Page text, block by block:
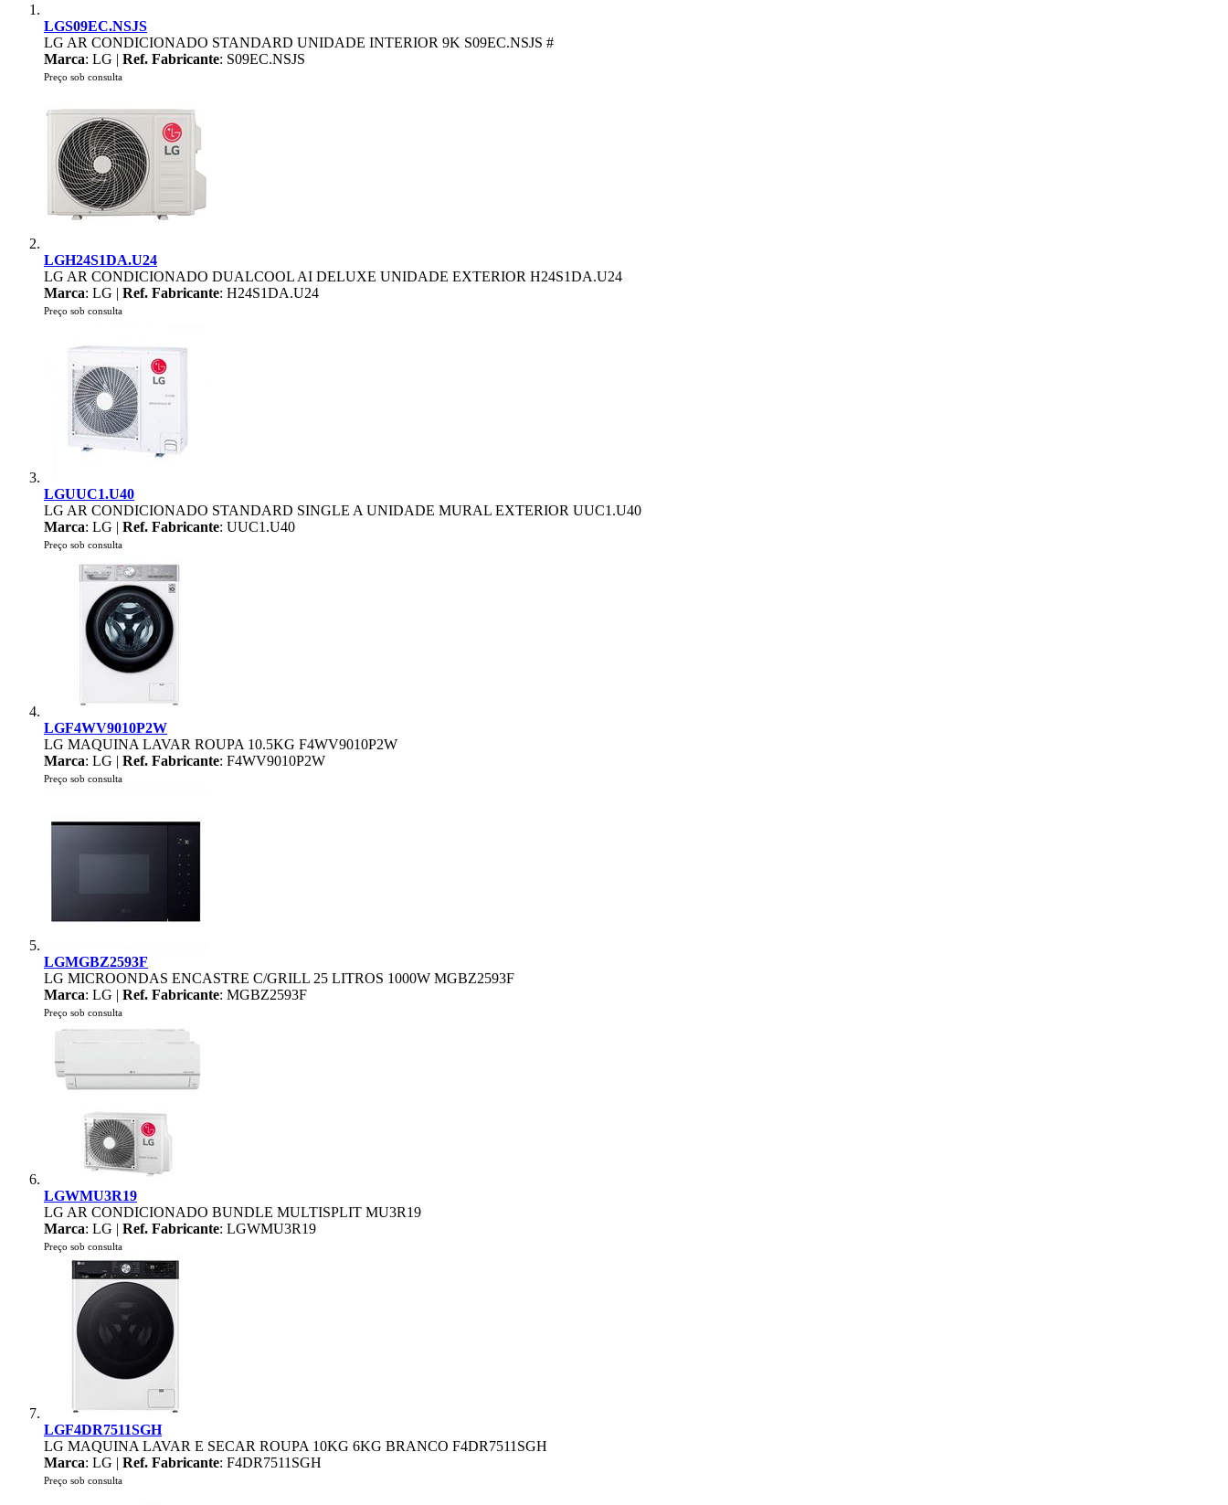
LGS09EC.NSJS
LG AR CONDICIONADO STANDARD UNIDADE INTERIOR 9K S09EC.NSJS #
Marca: LG | Ref. Fabricante: S09EC.NSJS
Preço sob consulta
LGH24S1DA.U24
LG AR CONDICIONADO DUALCOOL AI DELUXE UNIDADE EXTERIOR H24S1DA.U24
Marca: LG | Ref. Fabricante: H24S1DA.U24
Preço sob consulta
LGUUC1.U40
LG AR CONDICIONADO STANDARD SINGLE A UNIDADE MURAL EXTERIOR UUC1.U40
Marca: LG | Ref. Fabricante: UUC1.U40
Preço sob consulta
LGF4WV9010P2W
LG MAQUINA LAVAR ROUPA 10.5KG F4WV9010P2W
Marca: LG | Ref. Fabricante: F4WV9010P2W
Preço sob consulta
LGMGBZ2593F
LG MICROONDAS ENCASTRE C/GRILL 25 LITROS 1000W MGBZ2593F
Marca: LG | Ref. Fabricante: MGBZ2593F
Preço sob consulta
LGWMU3R19
LG AR CONDICIONADO BUNDLE MULTISPLIT MU3R19
Marca: LG | Ref. Fabricante: LGWMU3R19
Preço sob consulta
LGF4DR7511SGH
LG MAQUINA LAVAR E SECAR ROUPA 10KG 6KG BRANCO F4DR7511SGH
Marca: LG | Ref. Fabricante: F4DR7511SGH
Preço sob consulta